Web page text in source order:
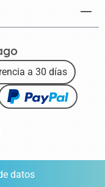
a 30 días
datos